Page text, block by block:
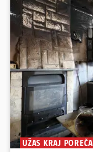
UŽAS KRAJ POREČA